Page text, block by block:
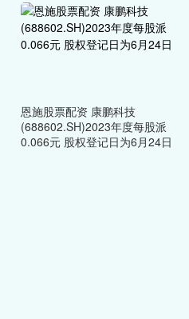
恩施股票配资 康鹏科技
(688602.SH)2023年度每股派
0.066元 股权登记日为6月24日